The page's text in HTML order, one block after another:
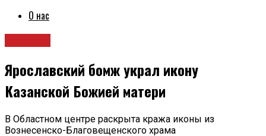
О нас
Ярославский бомж украл икону
Казанской Божией матери
В Областном центре раскрыта кража иконы из
Вознесенско-Благовещенского храма